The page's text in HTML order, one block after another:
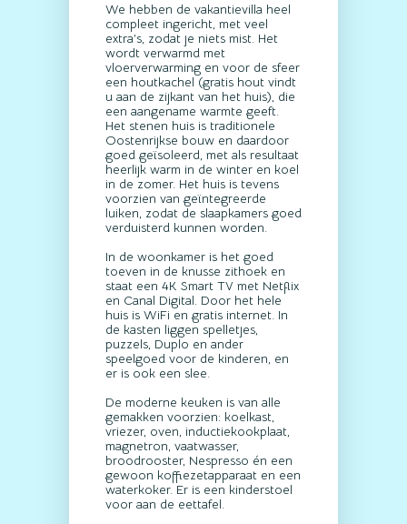
We hebben de vakantievilla heel
compleet ingericht, met veel
extra’s, zodat je niets mist. Het
wordt verwarmd met
vloerverwarming en voor de sfeer
een houtkachel (gratis hout vindt
u aan de zijkant van het huis), die
een aangename warmte geeft.
Het stenen huis is traditionele
Oostenrijkse bouw en daardoor
goed geïsoleerd, met als resultaat
heerlijk warm in de winter en koel
in de zomer. Het huis is tevens
voorzien van geïntegreerde
luiken, zodat de slaapkamers goed
verduisterd kunnen worden.
In de woonkamer is het goed
toeven in de knusse zithoek en
staat een 4K Smart TV met Netflix
en Canal Digital. Door het hele
huis is WiFi en gratis internet. In
de kasten liggen spelletjes,
puzzels, Duplo en ander
speelgoed voor de kinderen, en
er is ook een slee.
De moderne keuken is van alle
gemakken voorzien: koelkast,
vriezer, oven, inductiekookplaat,
magnetron, vaatwasser,
broodrooster, Nespresso én een
gewoon koffiezetapparaat en een
waterkoker. Er is een kinderstoel
voor aan de eettafel.